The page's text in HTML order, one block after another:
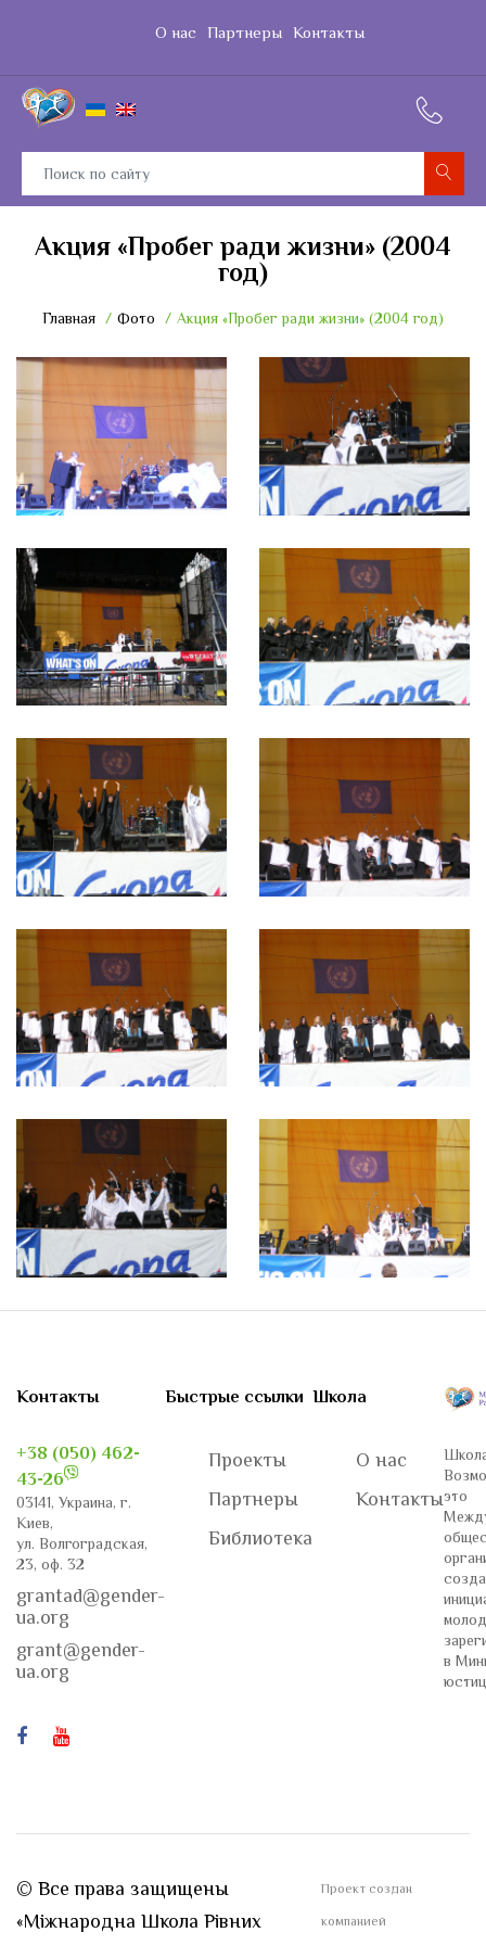
О нас Партнеры Контакты
Акция «Пробег ради жизни» (2004
год)
Главная Фото Акция «Пробег ради жизни» (2004 год)
Контакты
+38 (050) 462-
43-26
03141, Украина, г.
Киев,
ул. Волгоградская,
23, оф. 32
grantad@gender-
ua.org
grant@gender-
ua.org
Быстрые ссылки
Проекты
Партнеры
Библиотека
Школа
О нас
Контактыэто
в
© Все права защищены
«Міжнародна Школа Рівних
Проект создан
компанией